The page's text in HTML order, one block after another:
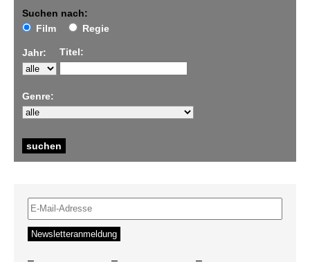
Suchen nach:
Film
Regie
Jahr: Titel:
Genre: